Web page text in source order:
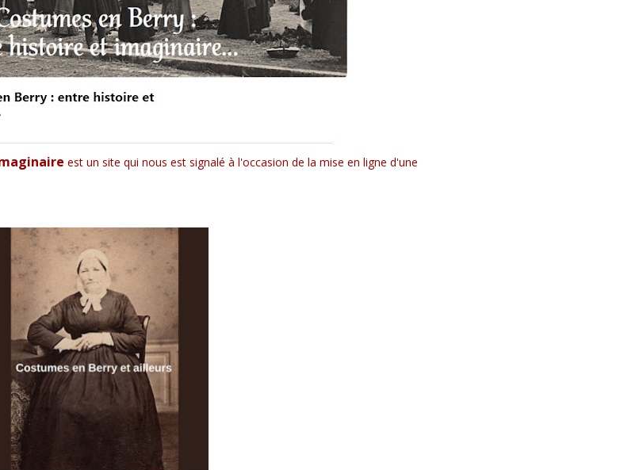
est un site qui nous est signalé à l'occasion de la mise en ligne d'une